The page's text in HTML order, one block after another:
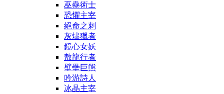
巫蠱術士
恐懼主宰
絕命之刺
灰燼獵者
鏡心女妖
敖龍行者
壁壘巨熊
吟游詩人
冰晶主宰